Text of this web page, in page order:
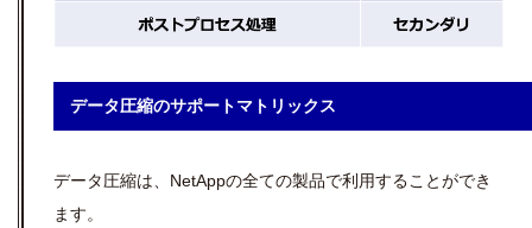
データ圧縮のサポートマトリックス
データ圧縮は、NetAppの全ての製品で利用することができ
ます。